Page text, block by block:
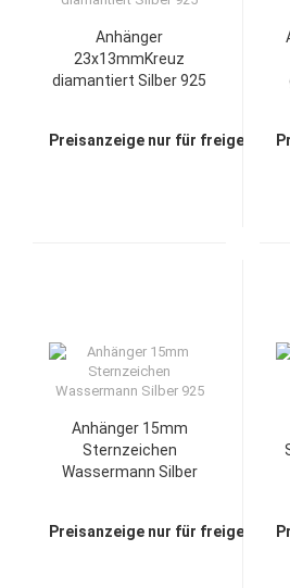
Anhänger
23x13mmKreuz
diamantiert Silber 925
Preisanzeige nur für
Anhänger 15mm
Sternzeichen
Wassermann Silber
Preisanzeige nur für